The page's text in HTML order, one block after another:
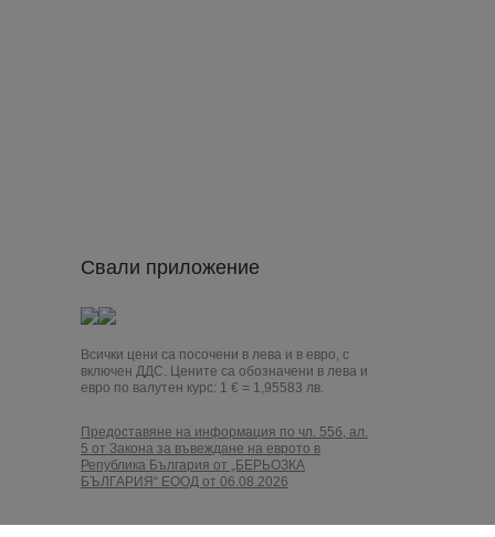
Свали приложение
Всички цени са посочени в лева и в евро, с
включен ДДС. Цените са обозначени в лева и
евро по валутен курс: 1 € = 1,95583 лв.
Предоставяне на информация по чл. 55б, ал.
5 от Закона за въвеждане на еврото в
Република България от „БЕРЬОЗКА
БЪЛГАРИЯ“ ЕООД от 06.08.2026